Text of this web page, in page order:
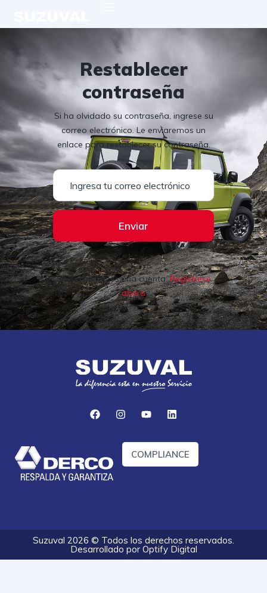
Restablecer
contraseña
Si ha olvidado su contraseña, ingrese su
correo electrónico. Le enviaremos un
enlace para restablecer su contraseña.
Enviar
Si aún no tienes una cuenta:Regístrese
ahora
COMPLIANCE
Suzuval 2026 © Todos los derechos reservados.
Desarrollado por Optify Digital